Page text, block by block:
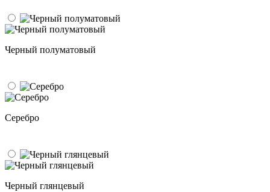
Черный полуматовый
Серебро
Черный глянцевый